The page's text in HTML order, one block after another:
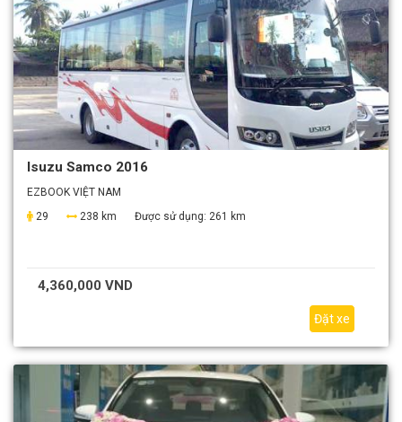
Isuzu Samco 2016
EZBOOK VIỆT NAM
29
238 km Được sử dụng: 261 km
4,360,000 VND
Đặt xe